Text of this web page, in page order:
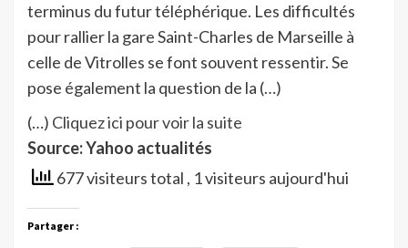
terminus du futur téléphérique. Les difficultés
pour rallier la gare Saint-Charles de Marseille à
celle de Vitrolles se font souvent ressentir. Se
pose également la question de la (…)
(…) Cliquez ici pour voir la suite
Source: Yahoo actualités
677 visiteurs total , 1 visiteurs aujourd'hui
Partager :